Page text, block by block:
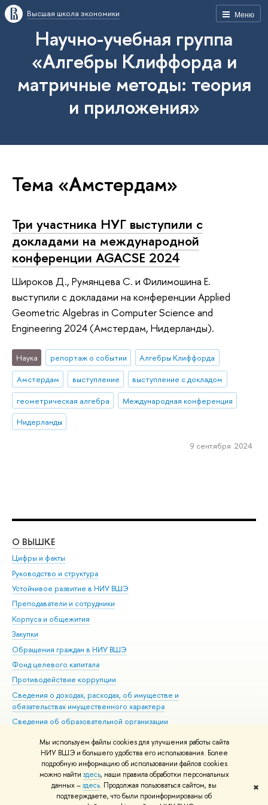
Мы используем файлы cookies для улучшения работы сайта
НИУ ВШЭ и большего удобства его использования. Более
подробную информацию об использовании файлов cookies
можно найти здесь, наши правила обработки персональных
данных –здесь. Продолжая пользоваться сайтом, вы
подтверждаете, что были проинформированы об
✖
Меню
Высшая школа экономики
Научно-учебная группа
«Алгебры Клиффорда и
матричные методы: теория
и приложения»
Тема «Амстердам»
Три участника НУГ выступили с
докладами на международной
конференции AGACSE 2024
Широков Д., Румянцева С. и Филимошина Е.
выступили с докладами на конференции Applied
Geometric Algebras in Computer Science and
Engineering 2024 (Амстердам, Нидерланды).
Наука репортаж о событии
Алгебры Клиффорда
Амстердам
выступление
выступление с докладом
геометрическая алгебра
Международная конференция
Нидерланды
9 сентября 2024
О ВЫШКЕ
Цифры и факты
Руководство и структура
Устойчивое развитие в НИУ ВШЭ
Преподаватели и сотрудники
Корпуса и общежития
Закупки
Обращения граждан в НИУ ВШЭ
Фонд целевого капитала
Противодействие коррупции
Сведения о доходах, расходах, об имуществе и
обязательствах имущественного характера
Сведения об образовательной организации
Людям с ограниченными возможностями здоровья
Единая платежная страница
Работа в Вышке